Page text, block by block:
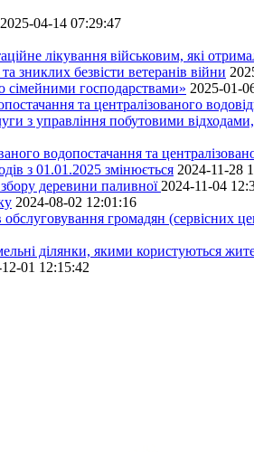
2025-04-14 07:29:47
лікування військовим, які
зниклих безвісти ветеранів війни
сімейними господарствами» 2025-01-
та централізованого
з управління побутовими
водопостачання та
з 01.01.2025 змінюється 2024-11-28
збору деревини паливної2024-11-04
2024-08-02 12:01:16
обслуговування громадян (сервісних
ділянки, якими користуються
01 12:15:42